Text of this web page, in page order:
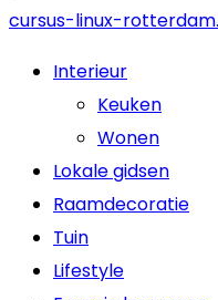
cursus-linux-
Interieur
Keuken
Wonen
Lokale gidsen
Raamdecoratie
Tuin
Lifestyle